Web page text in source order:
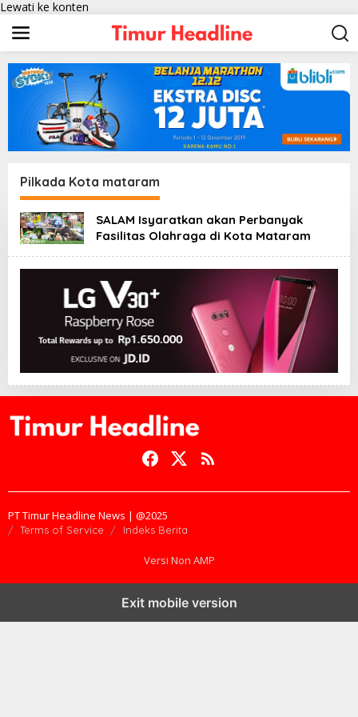
Lewati ke konten
Pilkada Kota mataram
SALAM Isyaratkan akan Perbanyak
Fasilitas Olahraga di Kota Mataram
PT Timur Headline News | @2025
Terms of Service Indeks Berita
Versi Non AMP
Exit mobile version